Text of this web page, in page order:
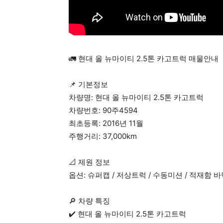
🚛 현대 올 뉴마이티 2.5톤 카고트럭 매물안내
📌 기본정보
차량명: 현대 올 뉴마이티 2.5톤 카고트럭
차량번호: 90주4594
최초등록: 2016년 11월
주행거리: 37,000km
📐 제원 정보
옵션: 슈퍼캡 / 저상트럭 / 수동미션 / 적재함
🔎 차량 특징
✔️ 현대 올 뉴마이티 2.5톤 카고트럭